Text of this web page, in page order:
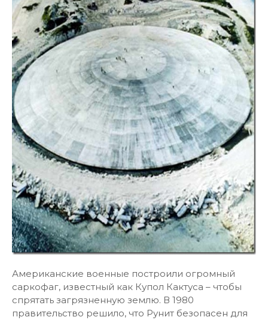
Американские военные построили огромный
саркофаг, известный как Купол Кактуса – чтобы
спрятать загрязненную землю. В 1980
правительство решило, что Рунит безопасен для